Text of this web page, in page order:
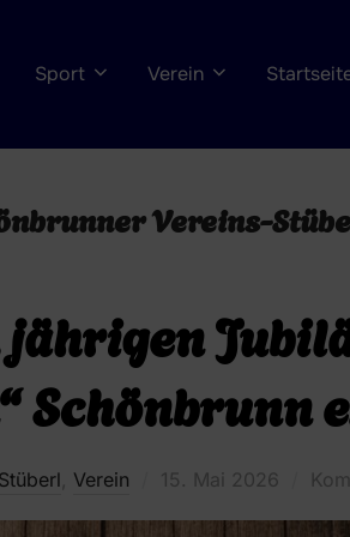
Sport Verein
Vereins-
Schönbrunn
Verein
Veröffentlicht
15. Mai 2026